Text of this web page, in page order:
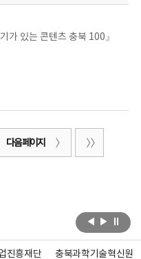
가 있는 콘텐츠 충북 100』
다음 페이지
진흥재단 충북과학기술혁신원